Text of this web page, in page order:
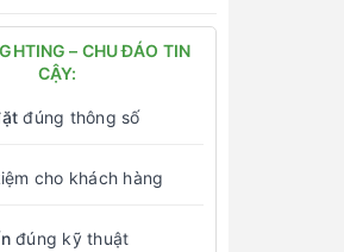
– CHU ĐÁO TIN
CẬY:
đúng thông số
cho khách hàng
đúng kỹ thuật